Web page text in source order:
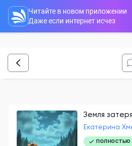
Читайте в новом приложении
Даже если интернет исчез
Земля
Екатерина
ПОЛНОСТЬЮ